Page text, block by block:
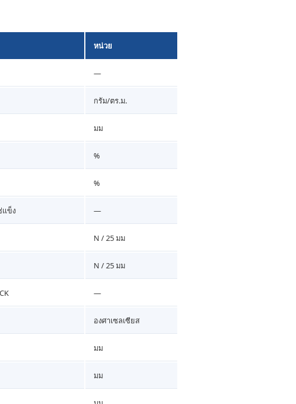
หน่วย
—
กรัม/ตร.ม.
มม
%
%
แข็ง —
N / 25 มม
N / 25 มม
—
องศาเซลเซียส
มม
มม